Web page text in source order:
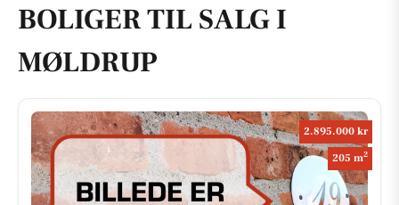
BOLIGER TIL SALG I
MØLDRUP
2.895.000 kr
205 m2